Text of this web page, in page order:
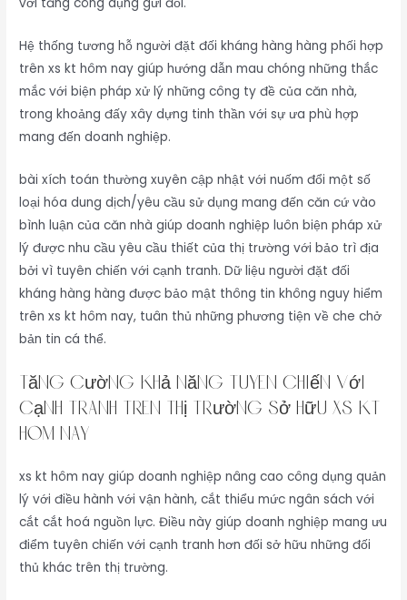
với tăng công dụng gửi đổi.
Hệ thống tương hỗ người đặt đối kháng hàng hàng phối hợp
trên xs kt hôm nay giúp hướng dẫn mau chóng những thắc
mắc với biện pháp xử lý những công ty đề của căn nhà,
trong khoảng đấy xây dựng tinh thần với sự ưa phù hợp
mang đến doanh nghiệp.
bài xích toán thường xuyên cập nhật với nuốm đổi một số
loại hóa dung dịch/yêu cầu sử dụng mang đến căn cứ vào
bình luận của căn nhà giúp doanh nghiệp luôn biện pháp xử
lý được nhu cầu yêu cầu thiết của thị trường với bảo trì địa
bởi vì tuyên chiến với cạnh tranh. Dữ liệu người đặt đối
kháng hàng hàng được bảo mật thông tin không nguy hiểm
trên xs kt hôm nay, tuân thủ những phương tiện về che chở
bản tin cá thể.
Tăng cường khả năng tuyên chiến với
cạnh tranh trên thị trường sở hữu xs kt
hôm nay
xs kt hôm nay giúp doanh nghiệp nâng cao công dụng quản
lý với điều hành với vận hành, cắt thiểu mức ngân sách với
cắt cắt hoá nguồn lực. Điều này giúp doanh nghiệp mang ưu
điểm tuyên chiến với cạnh tranh hơn đối sở hữu những đối
thủ khác trên thị trường.